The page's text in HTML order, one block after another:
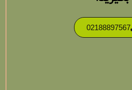
02188897567